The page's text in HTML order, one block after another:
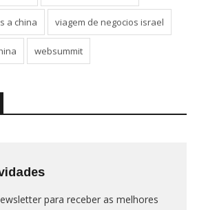
a china viagem de negocios israel
websummit
para receber as melhores